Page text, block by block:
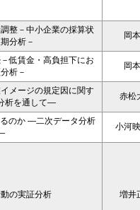
整－中小企業の採算状
分析－
岡
低賃金・高負担下にお
析－
岡
メージの規定因に関す
析を通して―
赤松
のか —二次データ分析
小河
の実証分析 増井